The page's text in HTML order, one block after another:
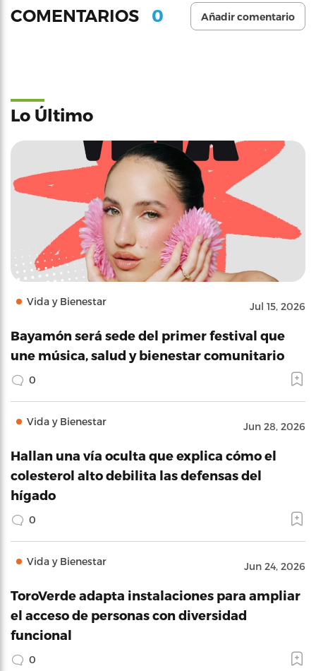
COMENTARIOS 0 Añadir comentario
Lo Último
Vida y Bienestar Jul 15, 2026
Bayamón será sede del primer festival que
une música, salud y bienestar comunitario
0
Vida y Bienestar Jun 28, 2026
Hallan una vía oculta que explica cómo el
colesterol alto debilita las defensas del
hígado
0
Vida y Bienestar Jun 24, 2026
ToroVerde adapta instalaciones para ampliar
el acceso de personas con diversidad
funcional
0